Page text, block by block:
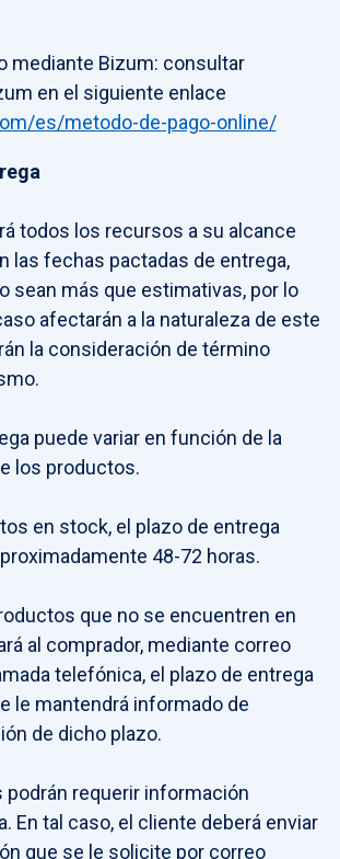
mediante Bizum: consultar
en el siguiente enlace
es/metodo-de-pago-online/
todos los recursos a su alcance
las fechas pactadas de entrega,
sean más que estimativas, por lo
afectarán a la naturaleza de este
la consideración de término
puede variar en función de la
los productos.
en stock, el plazo de entrega
48-72 horas.
que no se encuentren en
al comprador, mediante correo
telefónica, el plazo de entrega
le mantendrá informado de
de dicho plazo.
podrán requerir información
En tal caso, el cliente deberá enviar
que se le solicite por correo